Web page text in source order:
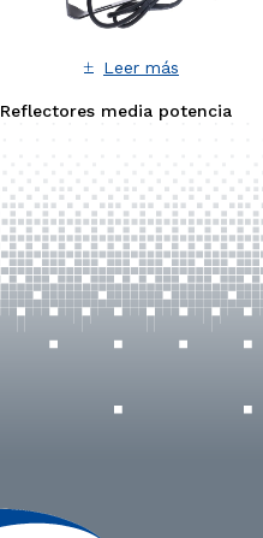
Leer más
Reflectores media potencia